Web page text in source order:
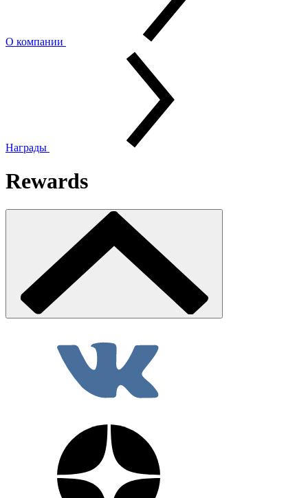
О компании
Награды
Rewards